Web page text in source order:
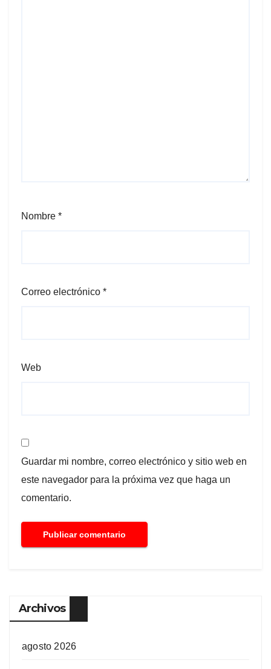
Nombre *
Correo electrónico *
Web
Guardar mi nombre, correo electrónico y sitio web en
este navegador para la próxima vez que haga un
comentario.
Archivos
agosto 2026